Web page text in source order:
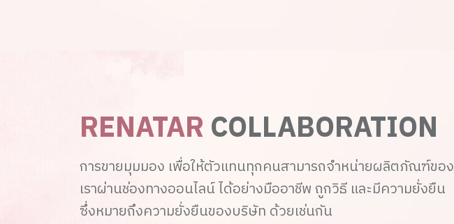
RENATARCOLLABORATION
การขายมุมมอง เพื่อให้ตัวแทนทุกคนสามารถจำหน่ายผลิตภัณฑ์ของ
เราผ่านช่องทางออนไลน์ ได้อย่างมืออาชีพ ถูกวิธี และมีความยั่งยืน
ซึ่งหมายถึงความยั่งยืนของบริษัท ด้วยเช่นกัน